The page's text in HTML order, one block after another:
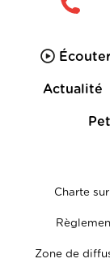
Actualité
Charte
Zone de